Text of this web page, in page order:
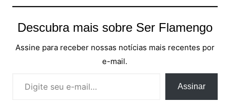
Descubra mais sobre Ser Flamengo
Assine para receber nossas notícias mais recentes por
e-mail.
Assinar